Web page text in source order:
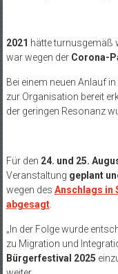
2021 hätte turnusgemäß
war wegen der Corona-
Bei einem neuen Anlauf in
zur Organisation bereit
der geringen Resonanz
Für den 24. und 25.
Veranstaltung geplant
wegen des Anschlags in
abgesagt.
„In der Folge wurde
zu Migration und
Bürgerfestival 2025